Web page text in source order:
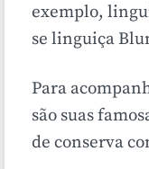
exemplo,
se linguiça
Para
são suas
de conserva